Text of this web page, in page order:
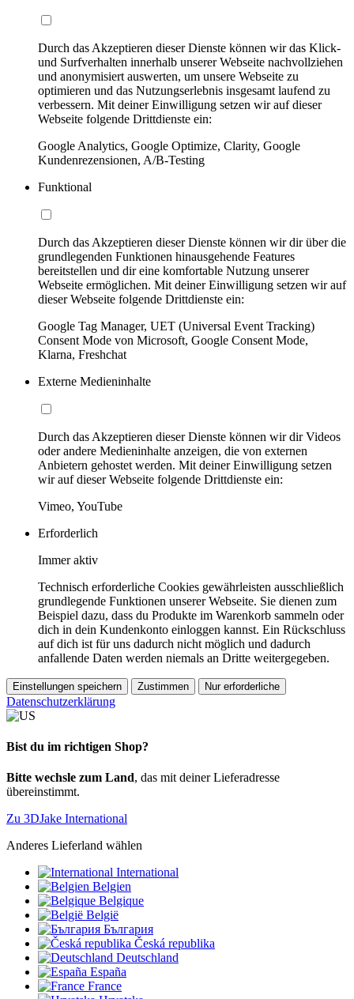
Durch das Akzeptieren dieser Dienste können wir das Klick-
und Surfverhalten innerhalb unserer Webseite nachvollziehen
und anonymisiert auswerten, um unsere Webseite zu
optimieren und das Nutzungserlebnis insgesamt laufend zu
verbessern. Mit deiner Einwilligung setzen wir auf dieser
Webseite folgende Drittdienste ein:
Google Analytics, Google Optimize, Clarity, Google
Kundenrezensionen, A/B-Testing
Funktional
Durch das Akzeptieren dieser Dienste können wir dir über die
grundlegenden Funktionen hinausgehende Features
bereitstellen und dir eine komfortable Nutzung unserer
Webseite ermöglichen. Mit deiner Einwilligung setzen wir auf
dieser Webseite folgende Drittdienste ein:
Google Tag Manager, UET (Universal Event Tracking)
Consent Mode von Microsoft, Google Consent Mode,
Klarna, Freshchat
Externe Medieninhalte
Durch das Akzeptieren dieser Dienste können wir dir Videos
oder andere Medieninhalte anzeigen, die von externen
Anbietern gehostet werden. Mit deiner Einwilligung setzen
wir auf dieser Webseite folgende Drittdienste ein:
Vimeo, YouTube
Erforderlich
Immer aktiv
Technisch erforderliche Cookies gewährleisten ausschließlich
grundlegende Funktionen unserer Webseite. Sie dienen zum
Beispiel dazu, dass du Produkte im Warenkorb sammeln oder
dich in dein Kundenkonto einloggen kannst. Ein Rückschluss
auf dich ist für uns dadurch nicht möglich und dadurch
anfallende Daten werden niemals an Dritte weitergegeben.
Einstellungen speichern Zustimmen Nur erforderliche
Datenschutzerklärung
Bist du im richtigen Shop?
Bitte wechsle zum Land, das mit deiner Lieferadresse
übereinstimmt.
Zu 3DJake International
Anderes Lieferland wählen
International
Belgien
Belgique
België
България
Česká republika
Deutschland
España
France